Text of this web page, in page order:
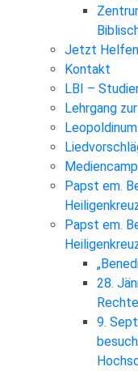
Jetzt Helfen
Kontakt
LBI –
Lehrgang
Leopoldinum
Papst em.
Papst em.
28.
9.